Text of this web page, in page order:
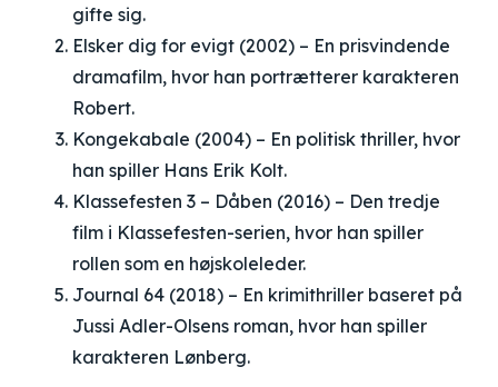
gifte sig.
Elsker dig for evigt (2002) – En prisvindende
dramafilm, hvor han portrætterer karakteren
Robert.
Kongekabale (2004) – En politisk thriller, hvor
han spiller Hans Erik Kolt.
Klassefesten 3 – Dåben (2016) – Den tredje
film i Klassefesten-serien, hvor han spiller
rollen som en højskoleleder.
Journal 64 (2018) – En krimithriller baseret på
Jussi Adler-Olsens roman, hvor han spiller
karakteren Lønberg.